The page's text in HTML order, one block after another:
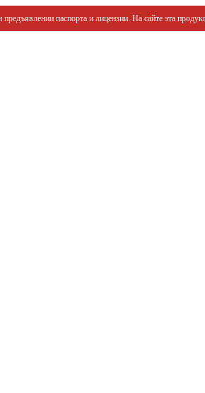
паспорта и лицензии. На сайте эта